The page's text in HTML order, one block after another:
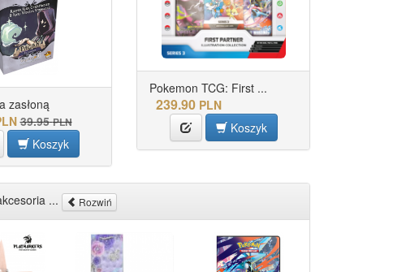
zasłoną
39.95 PLN
Koszyk
Pokemon TCG: First ...
239.90 PLN
Koszyk
... Rozwiń